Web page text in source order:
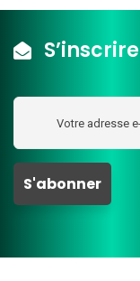
S’inscrire